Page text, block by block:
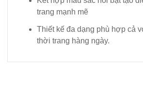
trang mạnh mẽ
Thiết kế đa dạng phù hợp cả
thời trang hàng ngày.